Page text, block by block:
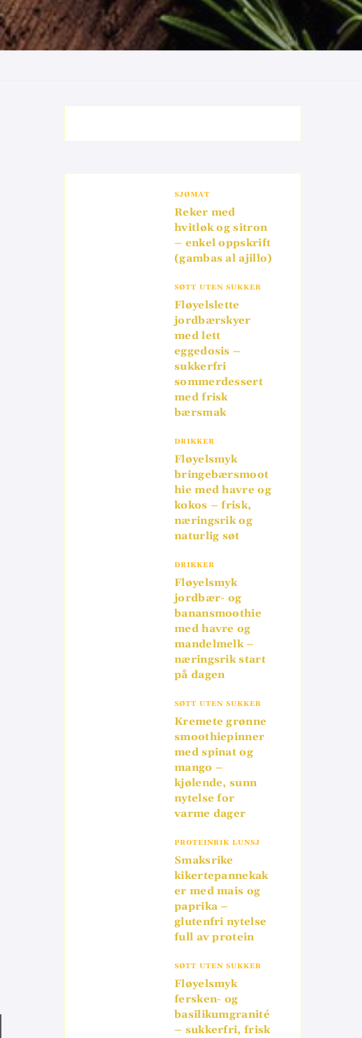
SJØMAT
Reker med
hvitløk og sitron
– enkel oppskrift
(gambas al ajillo)
SØTT UTEN SUKKER
Fløyelslette
jordbærskyer
med lett
eggedosis –
sukkerfri
sommerdessert
med frisk
bærsmak
DRIKKER
Fløyelsmyk
bringebærsmoot
hie med havre og
kokos – frisk,
næringsrik og
naturlig søt
DRIKKER
Fløyelsmyk
jordbær- og
banansmoothie
med havre og
mandelmelk –
næringsrik start
på dagen
SØTT UTEN SUKKER
Kremete grønne
smoothiepinner
med spinat og
mango –
kjølende, sunn
nytelse for
varme dager
PROTEINRIK LUNSJ
Smaksrike
kikertepannekak
er med mais og
paprika –
glutenfri nytelse
full av protein
SØTT UTEN SUKKER
Fløyelsmyk
fersken- og
basilikumgranité
– sukkerfri, frisk